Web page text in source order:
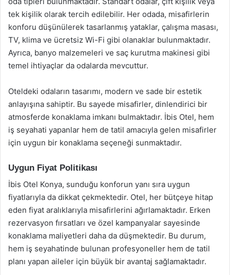
tek kişilik olarak tercih edilebilir. Her odada, misafirlerin
konforu düşünülerek tasarlanmış yataklar, çalışma masası,
TV, klima ve ücretsiz Wi-Fi gibi olanaklar bulunmaktadır.
Ayrıca, banyo malzemeleri ve saç kurutma makinesi gibi
temel ihtiyaçlar da odalarda mevcuttur.
Oteldeki odaların tasarımı, modern ve sade bir estetik
anlayışına sahiptir. Bu sayede misafirler, dinlendirici bir
atmosferde konaklama imkanı bulmaktadır. İbis Otel, hem
iş seyahati yapanlar hem de tatil amacıyla gelen misafirler
için uygun bir konaklama seçeneği sunmaktadır.
Uygun Fiyat Politikası
İbis Otel Konya, sunduğu konforun yanı sıra uygun
fiyatlarıyla da dikkat çekmektedir. Otel, her bütçeye hitap
eden fiyat aralıklarıyla misafirlerini ağırlamaktadır. Erken
rezervasyon fırsatları ve özel kampanyalar sayesinde
konaklama maliyetleri daha da düşmektedir. Bu durum,
hem iş seyahatinde bulunan profesyoneller hem de tatil
planı yapan aileler için büyük bir avantaj sağlamaktadır.